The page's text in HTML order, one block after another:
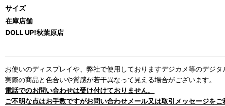
サイズ
在庫店舗
DOLL UP!秋葉原店
お使いのディスプレイや、弊社で使用しておりますデジカメ等のデジタ
実際の商品と色合いや質感が若干異なって見える場合がございます。
電話でのお問い合わせは受け付けておりません。
ご不明な点はお手数ですがお問い合わせメール又は取引メッセージをご